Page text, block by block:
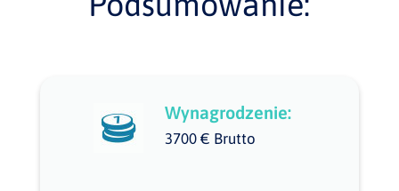
Wynagrodzenie:
3700 € Brutto